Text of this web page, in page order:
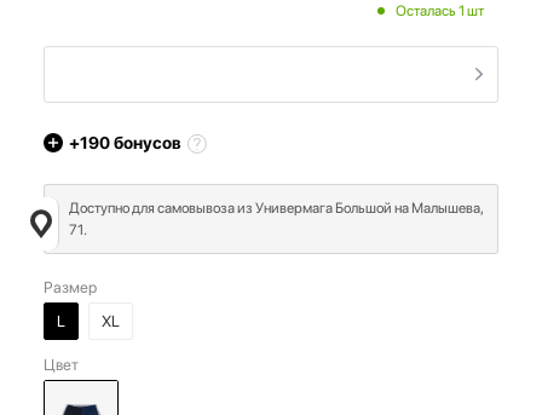
Осталась 1 шт
+190бонусов
Доступно для самовывоза из Универмага Большой на Малышева,
71.
Размер
L
XL
Цвет